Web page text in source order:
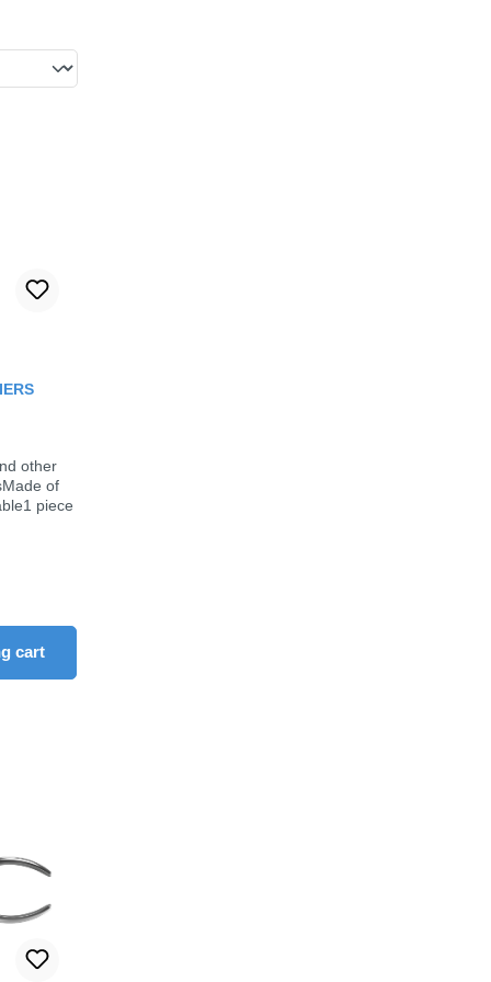
the quantity.
to increase or decrease the quantity.
or use the buttons to increase or
other
of
piece
Enter the desired amount or use
cart